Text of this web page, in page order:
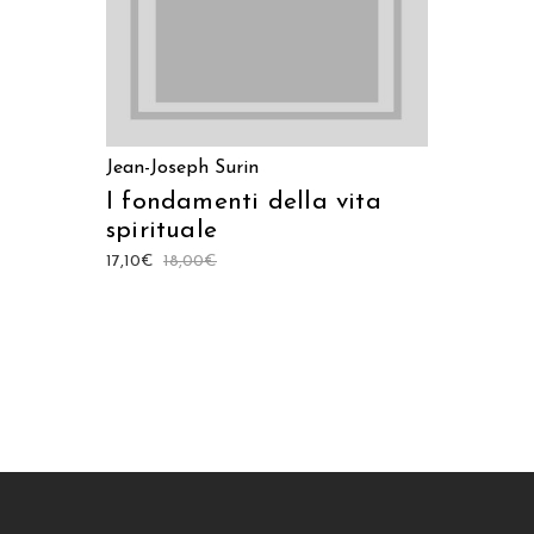
Jean-Joseph Surin
I fondamenti della vita
spirituale
18,00€
17,10€